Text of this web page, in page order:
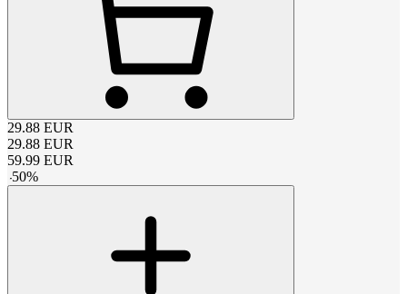
29.88 EUR
29.88 EUR
59.99 EUR
-50%